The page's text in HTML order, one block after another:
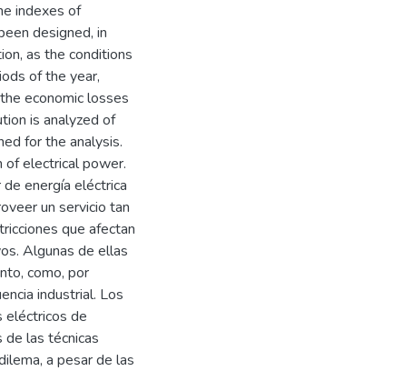
indexes of
designed, in
as the conditions
of the year,
economic losses
is analyzed of
for the analysis.
electrical power.
energía eléctrica
un servicio tan
que afectan
Algunas de ellas
como, por
industrial. Los
eléctricos de
las técnicas
a pesar de las